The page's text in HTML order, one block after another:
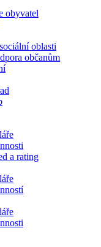
obyvatel
oblasti
občanům
a rating